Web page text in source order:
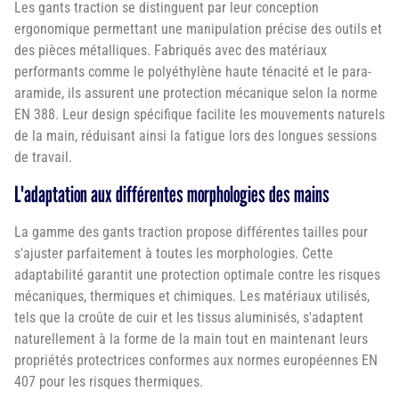
Les gants traction se distinguent par leur conception
ergonomique permettant une manipulation précise des outils et
des pièces métalliques. Fabriqués avec des matériaux
performants comme le polyéthylène haute ténacité et le para-
aramide, ils assurent une protection mécanique selon la norme
EN 388. Leur design spécifique facilite les mouvements naturels
de la main, réduisant ainsi la fatigue lors des longues sessions
de travail.
L'adaptation aux différentes morphologies des mains
La gamme des gants traction propose différentes tailles pour
s'ajuster parfaitement à toutes les morphologies. Cette
adaptabilité garantit une protection optimale contre les risques
mécaniques, thermiques et chimiques. Les matériaux utilisés,
tels que la croûte de cuir et les tissus aluminisés, s'adaptent
naturellement à la forme de la main tout en maintenant leurs
propriétés protectrices conformes aux normes européennes EN
407 pour les risques thermiques.